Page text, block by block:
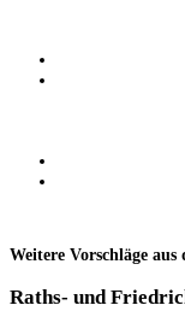
Weitere Vorschläge
Raths- und